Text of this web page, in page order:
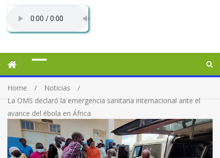
Home
Noticias
La OMS declaró la emergencia sanitaria internacional ante el
avance del ébola en África